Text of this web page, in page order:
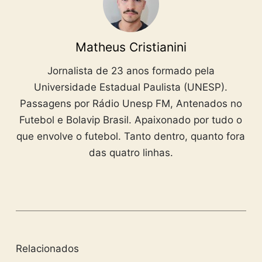
Matheus Cristianini
Jornalista de 23 anos formado pela
Universidade Estadual Paulista (UNESP).
Passagens por Rádio Unesp FM, Antenados no
Futebol e Bolavip Brasil. Apaixonado por tudo o
que envolve o futebol. Tanto dentro, quanto fora
das quatro linhas.
Relacionados